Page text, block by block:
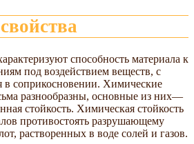
способность материала к
под воздействием веществ, с
в соприкосновении. Химические
разнообразны, основные из них—
стойкость. Химическая стойкость
противостоять разрушающему
растворенных в воде солей и газов.